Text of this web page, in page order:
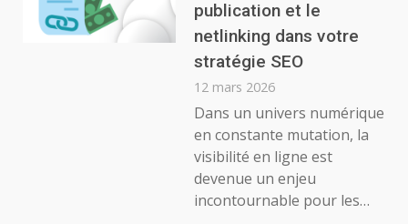
publication et le
netlinking dans votre
stratégie SEO
12 mars 2026
Dans un univers numérique
en constante mutation, la
visibilité en ligne est
devenue un enjeu
incontournable pour les…